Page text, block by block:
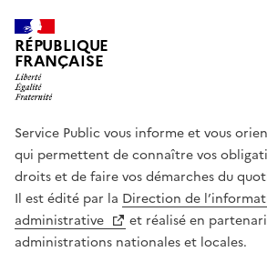
RÉPUBLIQUE
FRANÇAISE
Service Public vous informe et vous
qui permettent de connaître vos
droits et de faire vos démarches du
Il est édité par la Direction de
administrative
et réalisé en
administrations nationales et locales.